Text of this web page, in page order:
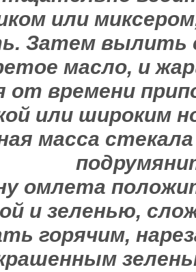
или
Затем вылить
масло, и
от времени
или широким
масса
омлета
и зеленью,
горячим,